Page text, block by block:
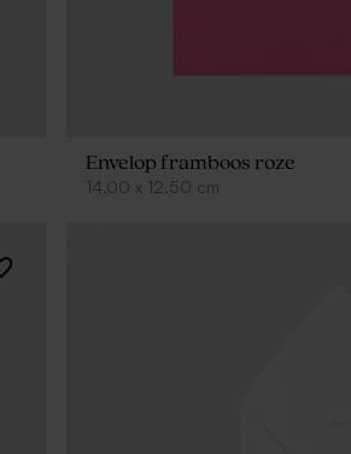
Envelop framboos roze
14,00 x 12,50 cm